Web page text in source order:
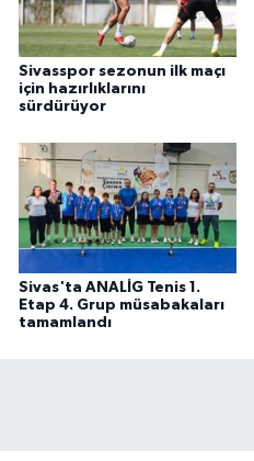
Sivasspor sezonun ilk maçı
için hazırlıklarını
sürdürüyor
Sivas'ta ANALİG Tenis 1.
Etap 4. Grup müsabakaları
tamamlandı